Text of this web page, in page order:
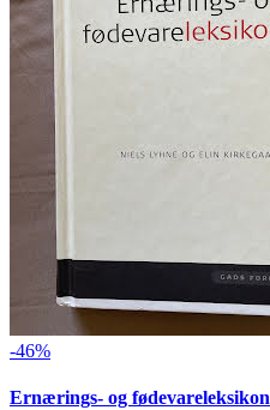
-46%
Ernærings- og fødevareleksikon